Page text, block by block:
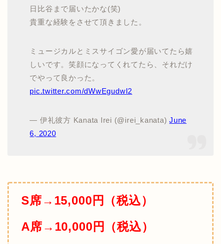
日比谷まで届いたかな(笑)
貴重な経験をさせて頂きました。
ミュージカルとミスサイゴン愛が届いてたら嬉
しいです。笑顔になってくれてたら、それだけ
でやって良かった。
pic.twitter.com/dWwEgudwI2
— 伊礼彼方 Kanata Irei (@irei_kanata)June
6, 2020
S席→15,000円（税込）
A席→10,000円（税込）